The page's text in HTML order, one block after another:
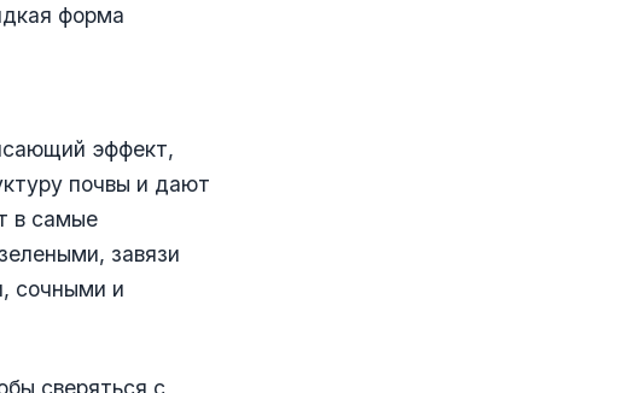
форма
эффект,
почвы и дают
в самые
завязи
сочными и
сверяться с